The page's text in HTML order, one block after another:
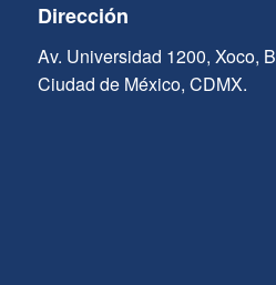
Dirección
Av. Universidad 1200, Xoco,
Ciudad de México, CDMX.